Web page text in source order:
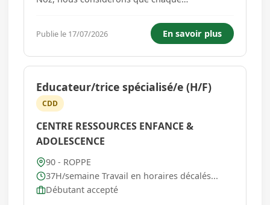
sont les bienvenus Envie de rejoindre un projet
ambitieux ? Devenez Employé(e) Polyvalent(e)
du Magasin de Belfort (90) ! A...
Publie le 17/07/2026 En savoir plus
Educateur/trice spécialisé/e (H/F)
CDD
CENTRE RESSOURCES ENFANCE &
ADOLESCENCE
90 - ROPPE
37H/semaine Travail en horaires décalés...
Débutant accepté